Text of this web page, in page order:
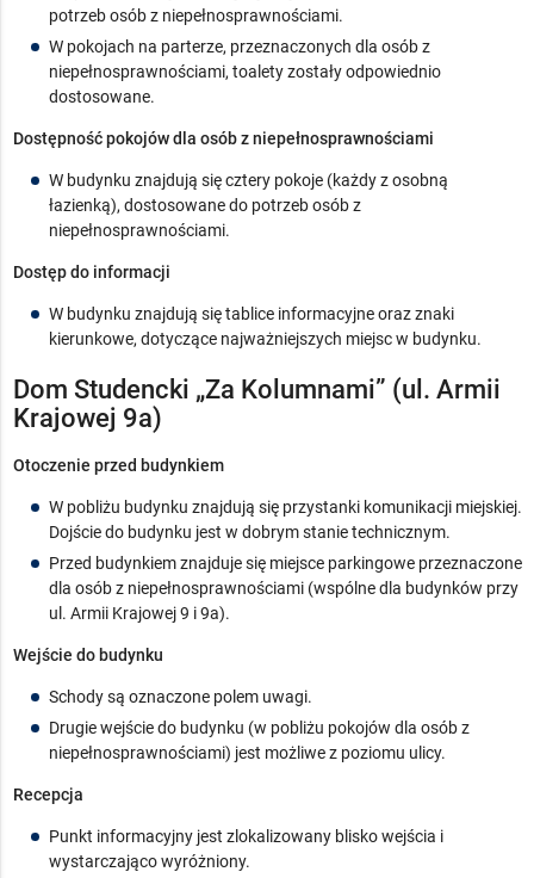
potrzeb osób z niepełnosprawnościami.
W pokojach na parterze, przeznaczonych dla osób z
niepełnosprawnościami, toalety zostały odpowiednio
dostosowane.
Dostępność pokojów dla osób z niepełnosprawnościami
W budynku znajdują się cztery pokoje (każdy z osobną
łazienką), dostosowane do potrzeb osób z
niepełnosprawnościami.
Dostęp do informacji
W budynku znajdują się tablice informacyjne oraz znaki
kierunkowe, dotyczące najważniejszych miejsc w budynku.
Dom Studencki „Za Kolumnami” (ul. Armii
Krajowej 9a)
Otoczenie przed budynkiem
W pobliżu budynku znajdują się przystanki komunikacji miejskiej.
Dojście do budynku jest w dobrym stanie technicznym.
Przed budynkiem znajduje się miejsce parkingowe przeznaczone
dla osób z niepełnosprawnościami (wspólne dla budynków przy
ul. Armii Krajowej 9 i 9a).
Wejście do budynku
Schody są oznaczone polem uwagi.
Drugie wejście do budynku (w pobliżu pokojów dla osób z
niepełnosprawnościami) jest możliwe z poziomu ulicy.
Recepcja
Punkt informacyjny jest zlokalizowany blisko wejścia i
wystarczająco wyróżniony.